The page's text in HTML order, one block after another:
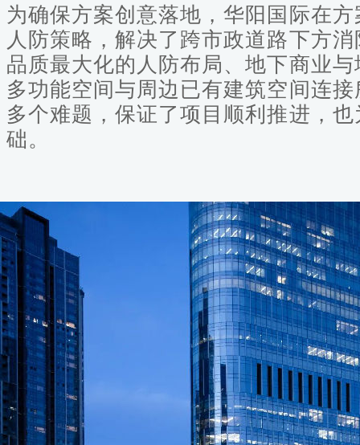
为确保方案创意落地，华阳国际在
人防策略，解决了跨市政道路下方
品质最大化的人防布局、地下商业
多功能空间与周边已有建筑空间连
多个难题，保证了项目顺利推进，
础。